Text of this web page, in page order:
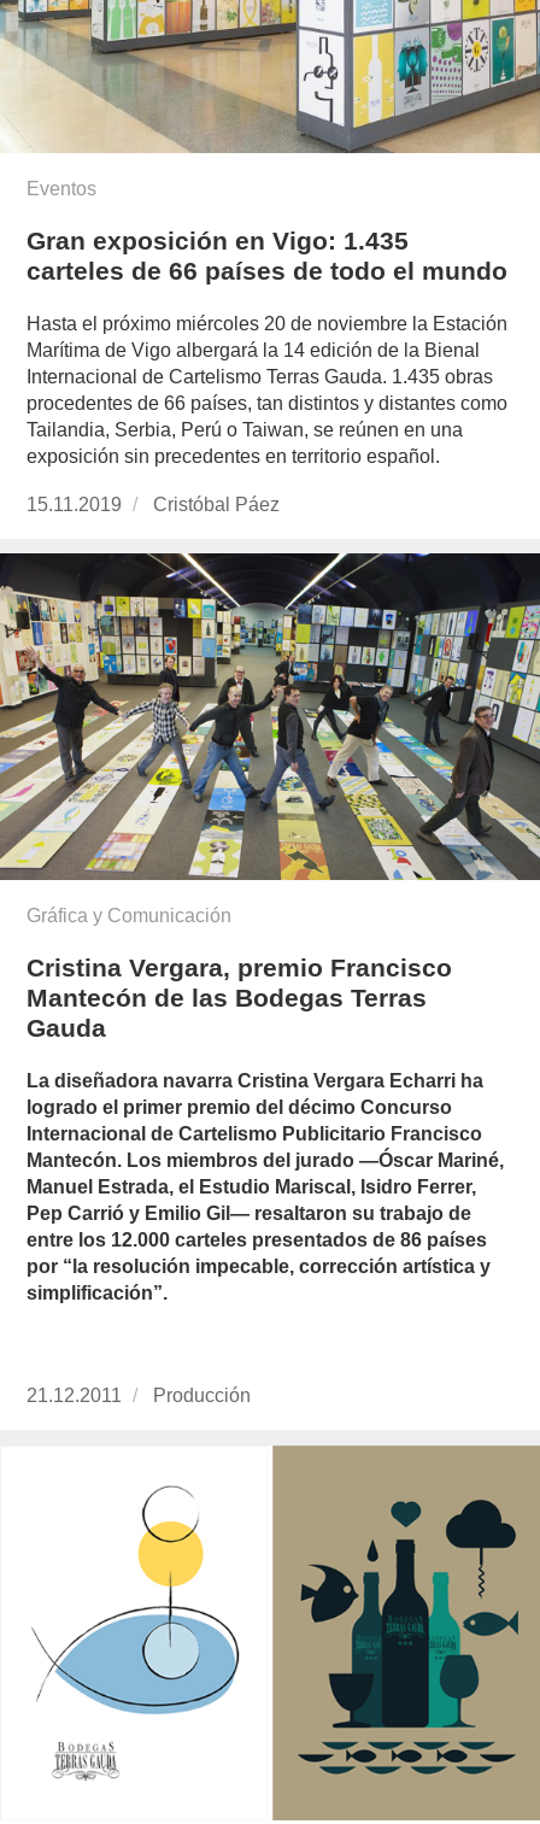
Eventos
Gran exposición en Vigo: 1.435
carteles de 66 países de todo el mundo
Hasta el próximo miércoles 20 de noviembre la Estación
Marítima de Vigo albergará la 14 edición de la Bienal
Internacional de Cartelismo Terras Gauda. 1.435 obras
procedentes de 66 países, tan distintos y distantes como
Tailandia, Serbia, Perú o Taiwan, se reúnen en una
exposición sin precedentes en territorio español.
Publicado
15.11.2019
https://www.experimenta.es/author/cristobal-
Cristóbal Páez
Gráfica y Comunicación
Cristina Vergara, premio Francisco
Mantecón de las Bodegas Terras
Gauda
La diseñadora navarra Cristina Vergara Echarri ha
logrado el primer premio del décimo Concurso
Internacional de Cartelismo Publicitario Francisco
Mantecón. Los miembros del jurado —Óscar Mariné,
Manuel Estrada, el Estudio Mariscal, Isidro Ferrer,
Pep Carrió y Emilio Gil— resaltaron su trabajo de
entre los 12.000 carteles presentados de 86 países
por “la resolución impecable, corrección artística y
simplificación”.
Publicado
21.12.2011 https://www.experimenta.es/author/
Producción